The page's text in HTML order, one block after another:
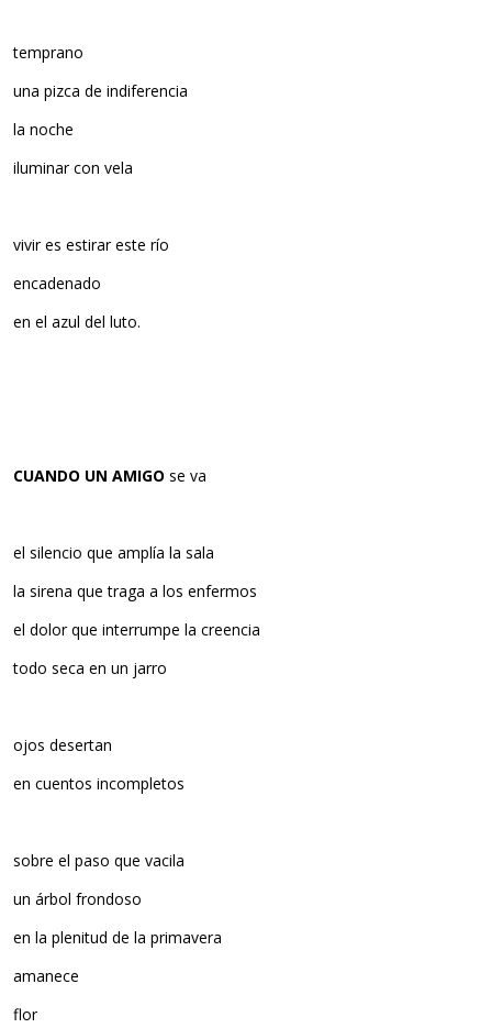
temprano
una pizca de indiferencia
la noche
iluminar con vela
vivir es estirar este río
encadenado
en el azul del luto.
CUANDO UN AMIGO se va
el silencio que amplía la sala
la sirena que traga a los enfermos
el dolor que interrumpe la creencia
todo seca en un jarro
ojos desertan
en cuentos incompletos
sobre el paso que vacila
un árbol frondoso
en la plenitud de la primavera
amanece
flor